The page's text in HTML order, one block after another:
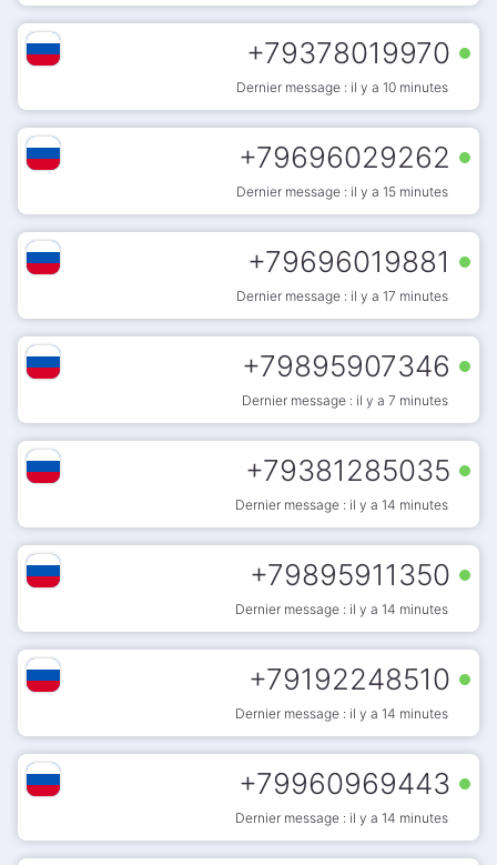
+79378019970
Dernier message : il y a 10 minutes
+79696029262
Dernier message : il y a 15 minutes
+79696019881
Dernier message : il y a 17 minutes
+79895907346
Dernier message : il y a 7 minutes
+79381285035
Dernier message : il y a 14 minutes
+79895911350
Dernier message : il y a 14 minutes
+79192248510
Dernier message : il y a 14 minutes
+79960969443
Dernier message : il y a 14 minutes